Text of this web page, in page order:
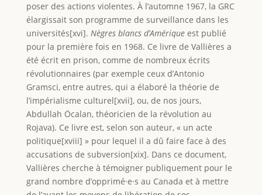
poser des actions violentes. À l’automne 1967, la GRC
élargissait son programme de surveillance dans les
universités[xvi]. Nègres blancs d’Amériqueest publié
pour la première fois en 1968. Ce livre de Vallières a
été écrit en prison, comme de nombreux écrits
révolutionnaires (par exemple ceux d’Antonio
Gramsci, entre autres, qui a élaboré la théorie de
l’impérialisme culturel[xvii], ou, de nos jours,
Abdullah Öcalan, théoricien de la révolution au
Rojava). Ce livre est, selon son auteur, « un acte
politique[xviii] » pour lequel il a dû faire face à des
accusations de subversion[xix]. Dans ce document,
Vallières cherche à témoigner publiquement pour le
grand nombre d’opprimé·e·s au Canada et à mettre